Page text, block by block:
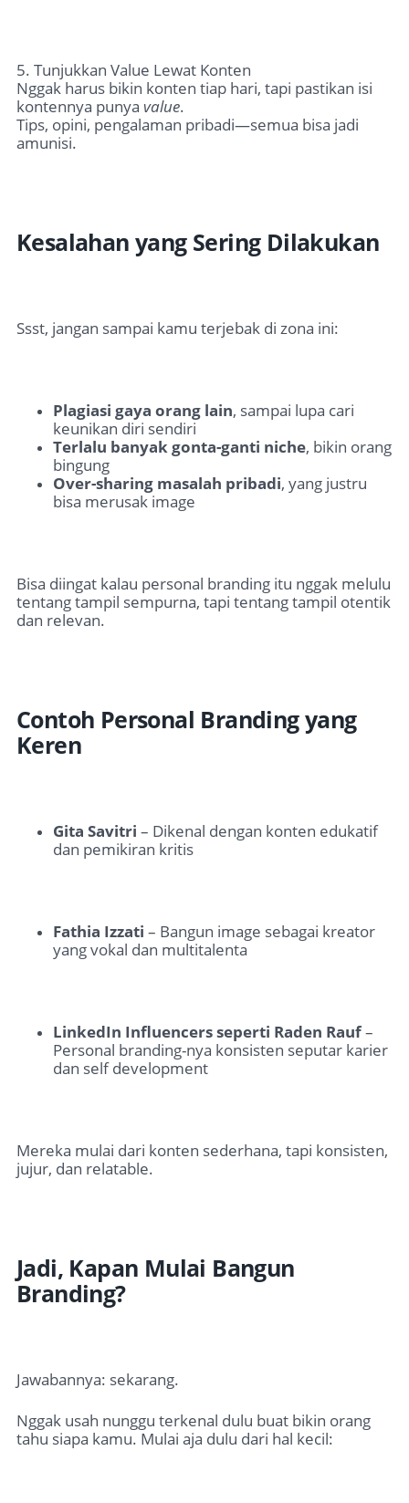
5. Tunjukkan Value Lewat Konten
Nggak harus bikin konten tiap hari, tapi pastikan isi
kontennya punya value.
Tips, opini, pengalaman pribadi—semua bisa jadi
amunisi.
Kesalahan yang Sering Dilakukan
Ssst, jangan sampai kamu terjebak di zona ini:
Plagiasi gaya orang lain, sampai lupa cari
keunikan diri sendiri
Terlalu banyak gonta-ganti niche, bikin orang
bingung
Over-sharing masalah pribadi, yang justru
bisa merusak image
Bisa diingat kalau personal branding itu nggak melulu
tentang tampil sempurna, tapi tentang tampil otentik
dan relevan.
Contoh Personal Branding yang
Keren
Gita Savitri – Dikenal dengan konten edukatif
dan pemikiran kritis
Fathia Izzati – Bangun image sebagai kreator
yang vokal dan multitalenta
LinkedIn Influencers seperti Raden Rauf–
Personal branding-nya konsisten seputar karier
dan self development
Mereka mulai dari konten sederhana, tapi konsisten,
jujur, dan relatable.
Jadi, Kapan Mulai Bangun
Branding?
Jawabannya: sekarang.
Nggak usah nunggu terkenal dulu buat bikin orang
tahu siapa kamu. Mulai aja dulu dari hal kecil: